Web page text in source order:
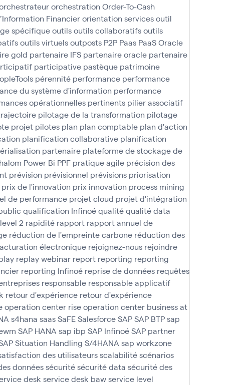
orchestration Order-To-Cash
Financierorientation servicesoutil
spécifiqueoutilsoutils collaboratifsoutils
outils virtuelsoutposts P2P Paas PaaS Oracle
gold partenaire IFS partenaire oracle partenaire
participative pastèque patrimoine
pérennité performance performance
du système d'information performance
opérationnelles pertinents pilier associatif
pilotage de la transformation pilotage
projet pilotes plan plan comptable plan d'action
planification collaborative planification
partenaire plateforme de stockage de
Power Bi PPF pratique agile précision des
prévision prévisionnel prévisions priorisation
prix de l'innovation prix innovation process mining
de performance projet cloud projet d'intégration
qualification Infinoéqualitéqualité data
2 rapidité rapport rapport annuel de
réduction de l'empreinte carbone réduction des
électronique rejoignez-nous rejoindre
replay webinar report reporting reporting
reporting Infinoé reprise de données requêtes
responsable responsable applicatif
retour d'expérience retour d'expérience
operation center rise operation center business at
s4hana saasSaFESalesforceSAPSAP BTPsap
SAP HANA sap ibp SAP InfinoéSAP partner
Situation Handling S/4HANA sap workzone
des utilisateursscalabilitéscénarios
donnéessécuritésécurité data sécurité des
desk service desk bawservice level